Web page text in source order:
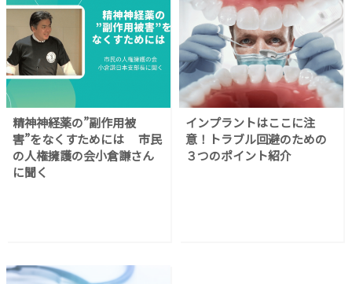
精神神経薬の”副作用被
害”をなくすためには 市民
の人権擁護の会小倉謙さん
に聞く
インプラントはここに注
意！トラブル回避のための
３つのポイント紹介